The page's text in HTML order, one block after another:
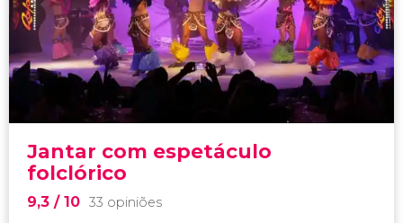
Jantar com espetáculo
folclórico
9,3 / 10 33 opiniões